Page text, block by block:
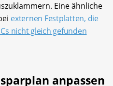
Eine ähnliche
externen Festplatten, die
nicht gleich gefunden
anpassen